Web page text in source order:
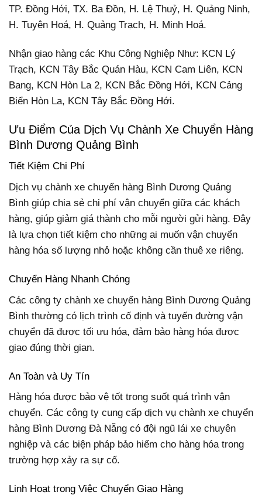
TP. Đồng Hới, TX. Ba Đồn, H. Lệ Thuỷ, H. Quảng Ninh,
H. Tuyên Hoá, H. Quảng Trạch, H. Minh Hoá.
Nhận giao hàng các Khu Công Nghiệp Như: KCN Lý
Trạch, KCN Tây Bắc Quán Hàu, KCN Cam Liên, KCN
Bang, KCN Hòn La 2, KCN Bắc Đồng Hới, KCN Cảng
Biển Hòn La, KCN Tây Bắc Đồng Hới.
Ưu Điểm Của Dịch Vụ Chành Xe Chuyển Hàng
Bình Dương Quảng Bình
Tiết Kiệm Chi Phí
Dịch vụ chành xe chuyển hàng Bình Dương Quảng
Bình giúp chia sẻ chi phí vận chuyển giữa các khách
hàng, giúp giảm giá thành cho mỗi người gửi hàng. Đây
là lựa chọn tiết kiệm cho những ai muốn vận chuyển
hàng hóa số lượng nhỏ hoặc không cần thuê xe riêng.
Chuyển Hàng Nhanh Chóng
Các công ty chành xe chuyển hàng Bình Dương Quảng
Bình thường có lịch trình cố định và tuyến đường vận
chuyển đã được tối ưu hóa, đảm bảo hàng hóa được
giao đúng thời gian.
An Toàn và Uy Tín
Hàng hóa được bảo vệ tốt trong suốt quá trình vận
chuyển. Các công ty cung cấp dịch vụ chành xe chuyển
hàng Bình Dương Đà Nẵng có đội ngũ lái xe chuyên
nghiệp và các biện pháp bảo hiểm cho hàng hóa trong
trường hợp xảy ra sự cố.
Linh Hoạt trong Việc Chuyển Giao Hàng